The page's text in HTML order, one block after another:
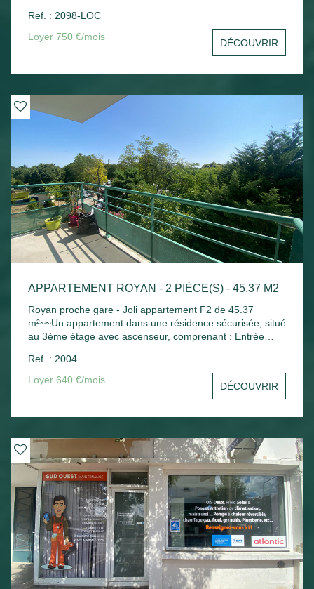
Chauffage électrique.
Ref. : 2098-LOC
Loyer 750 €/mois
DÉCOUVRIR
APPARTEMENT ROYAN - 2 PIÈCE(S) - 45.37 M2
Royan proche gare - Joli appartement F2 de 45.37
m²~~Un appartement dans une résidence sécurisée, situé
au 3ème étage avec ascenseur, comprenant : Entrée
cuisine aménagée, une chambre avec placard, salle de
bains, wc indépendant. Chauffage électrique - Une place
Ref. : 2004
Loyer 640 €/mois
DÉCOUVRIR